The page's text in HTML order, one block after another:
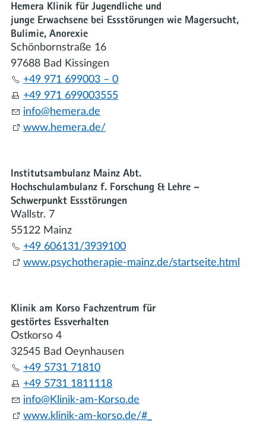
Hemera Klinik für Jugendliche und
junge Erwachsene bei Essstörungen wie Magersucht,
Bulimie, Anorexie
Schönbornstraße 16
97688 Bad Kissingen
+49 971 699003 – 0
+49 971 699003555
nf
h m r
d
www.hemera.de/
Institutsambulanz Mainz Abt.
Hochschulambulanz f. Forschung & Lehre –
Schwerpunkt Essstörungen
Wallstr. 7
55122 Mainz
+49 606131/3939100
www.psychotherapie-mainz.de/startseite.html
Klinik am Korso Fachzentrum für
gestörtes Essverhalten
Ostkorso 4
32545 Bad Oeynhausen
+49 5731 71810
+49 5731 1811118
nf
Kl n k- m-K rs
d
www.klinik-am-korso.de/#_